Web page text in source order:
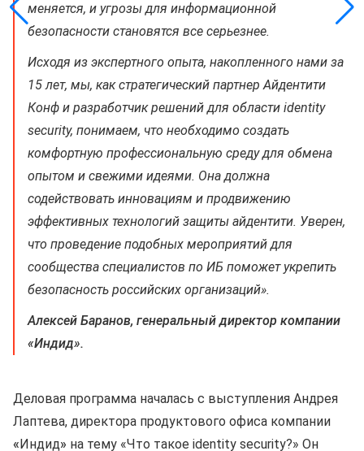
меняется, и угрозы для информационной
безопасности становятся все серьезнее.
Исходя из экспертного опыта, накопленного нами за
15 лет, мы, как стратегический партнер Айдентити
Конф и разработчик решений для области identity
security, понимаем, что необходимо создать
комфортную профессиональную среду для обмена
опытом и свежими идеями. Она должна
содействовать инновациям и продвижению
эффективных технологий защиты айдентити. Уверен,
что проведение подобных мероприятий для
сообщества специалистов по ИБ поможет укрепить
безопасность российских организаций».
Алексей Баранов, генеральный директор компании
«Индид».
Деловая программа началась с выступления Андрея
Лаптева, директора продуктового офиса компании
« Индид» на тему «Что такое identity security?» Он